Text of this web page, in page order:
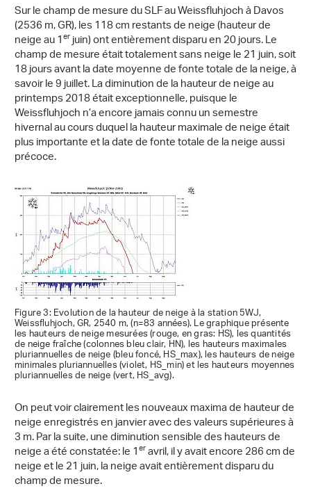
Sur le champ de mesure du SLF au Weissfluhjoch à Davos
(2536 m, GR), les 118 cm restants de neige (hauteur de
neige au 1erjuin) ont entièrement disparu en 20 jours. Le
champ de mesure était totalement sans neige le 21 juin, soit
18 jours avant la date moyenne de fonte totale de la neige, à
savoir le 9 juillet. La diminution de la hauteur de neige au
printemps 2018 était exceptionnelle, puisque le
Weissfluhjoch n’a encore jamais connu un semestre
hivernal au cours duquel la hauteur maximale de neige était
plus importante et la date de fonte totale de la neige aussi
précoce.
Figure 3: Evolution de la hauteur de neige à la station 5WJ,
Weissfluhjoch, GR, 2540 m, (n=83 années). Le graphique présente
les hauteurs de neige mesurées (rouge, en gras: HS), les quantités
de neige fraîche (colonnes bleu clair, HN), les hauteurs maximales
pluriannuelles de neige (bleu foncé, HS_max), les hauteurs de neige
minimales pluriannuelles (violet, HS_min) et les hauteurs moyennes
pluriannuelles de neige (vert, HS_avg).
On peut voir clairement les nouveaux maxima de hauteur de
neige enregistrés en janvier avec des valeurs supérieures à
3 m. Par la suite, une diminution sensible des hauteurs de
neige a été constatée: le 1eravril, il y avait encore 286 cm de
neige et le 21 juin, la neige avait entièrement disparu du
champ de mesure.